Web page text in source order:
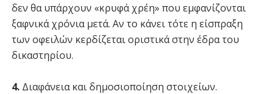
δεν θα υπάρχουν «κρυφά χρέη» που εμφανίζονται
ξαφνικά χρόνια μετά. Αν το κάνει τότε η είσπραξη
των οφειλών κερδίζεται οριστικά στην έδρα του
δικαστηρίου.
4. Διαφάνεια και δημοσιοποίηση στοιχείων.